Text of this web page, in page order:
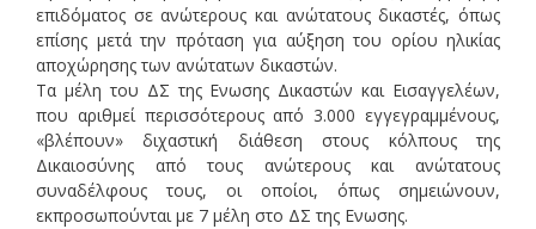
επιδόματος σε ανώτερους και ανώτατους δικαστές, όπως
επίσης μετά την πρόταση για αύξηση του ορίου ηλικίας
αποχώρησης των ανώτατων δικαστών.
Τα μέλη του ΔΣ της Ενωσης Δικαστών και Εισαγγελέων,
που αριθμεί περισσότερους από 3.000 εγγεγραμμένους,
«βλέπουν» διχαστική διάθεση στους κόλπους της
Δικαιοσύνης από τους ανώτερους και ανώτατους
συναδέλφους τους, οι οποίοι, όπως σημειώνουν,
εκπροσωπούνται με 7 μέλη στο ΔΣ της Ενωσης.